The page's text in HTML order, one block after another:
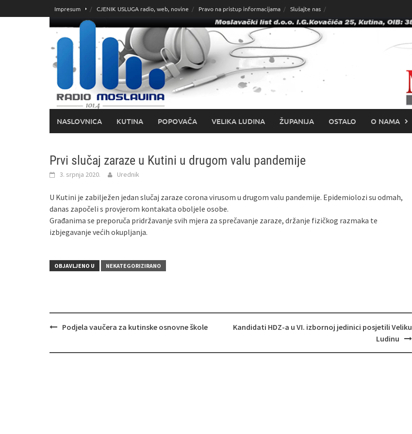
do
Impresum CJENIK USLUGA radio, web, novine Pravo na pristup informacijama Slušajte nas
NASLOVNICA KUTINA POPOVAČA VELIKA LUDINA ŽUPANIJA OSTALO O NAMA
Prvi slučaj zaraze u Kutini u drugom valu pandemije
3. srpnja 2020. Urednik
U Kutini je zabilježen jedan slučaj zaraze corona virusom u drugom valu pandemije. Epidemiolozi su odmah,
danas započeli s provjerom kontakata oboljele osobe.
Građanima se preporuča pridržavanje svih mjera za sprečavanje zaraze, držanje fizičkog razmaka te
izbjegavanje većih okupljanja.
OBJAVLJENO U NEKATEGORIZIRANO
Podjela vaučera za kutinske osnovne škole
Kandidati HDZ-a u VI. izbornoj jedinici posjetili Veliku
Ludinu